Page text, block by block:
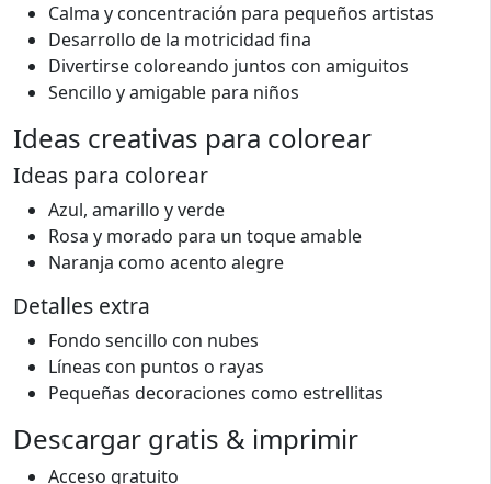
Calma y concentración para pequeños artistas
Desarrollo de la motricidad fina
Divertirse coloreando juntos con amiguitos
Sencillo y amigable para niños
Ideas creativas para colorear
Ideas para colorear
Azul, amarillo y verde
Rosa y morado para un toque amable
Naranja como acento alegre
Detalles extra
Fondo sencillo con nubes
Líneas con puntos o rayas
Pequeñas decoraciones como estrellitas
Descargar gratis & imprimir
Acceso gratuito